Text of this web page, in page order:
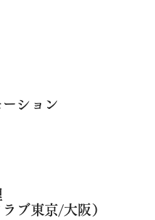
ション
京/大阪）